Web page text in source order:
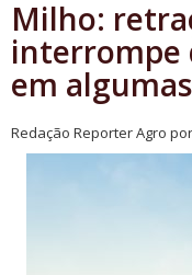
Milho:
interrompe
em
Redação Reporter Agro